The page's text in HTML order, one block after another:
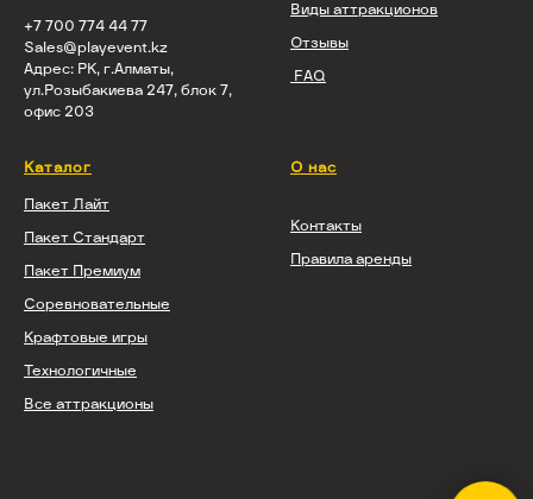
+7 700 774 44 77
Sales@playevent.kz
Адрес: РК, г.Алматы,
ул.Розыбакиева 247, блок 7,
офис 203
Виды аттракционов
Отзывы
FAQ
Каталог
Пакет Лайт
Пакет Стандарт
Пакет Премиум
Соревновательные
Крафтовые игры
Технологичные
Все аттракционы
О нас
Контакты
Правила аренды